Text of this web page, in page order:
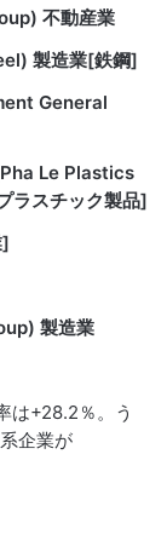
不動産業
製造業[鉄鋼]
General
Le Plastics
スチック製品]
製造業
は+28.2％。う
企業が